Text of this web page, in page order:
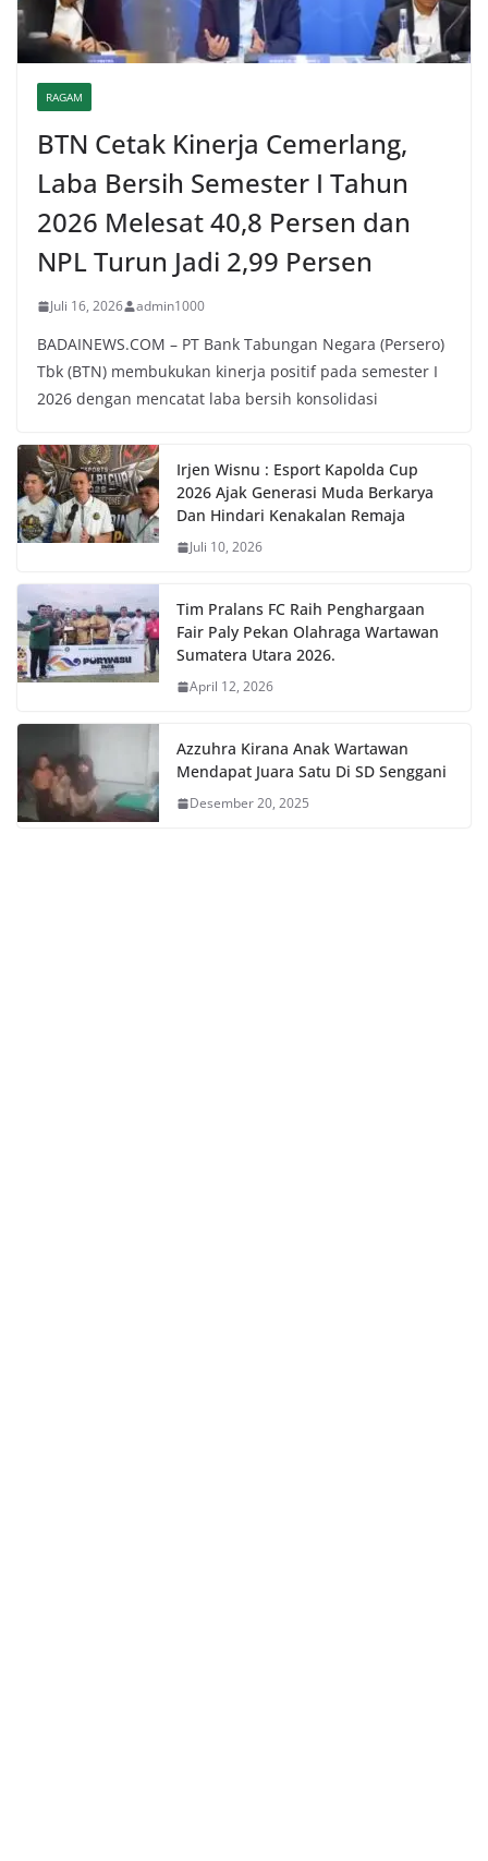
RAGAM
BTN Cetak Kinerja Cemerlang,
Laba Bersih Semester I Tahun
2026 Melesat 40,8 Persen dan
NPL Turun Jadi 2,99 Persen
Juli 16, 2026 admin1000
BADAINEWS.COM – PT Bank Tabungan Negara (Persero)
Tbk (BTN) membukukan kinerja positif pada semester I
2026 dengan mencatat laba bersih konsolidasi
Irjen Wisnu : Esport Kapolda Cup
2026 Ajak Generasi Muda Berkarya
Dan Hindari Kenakalan Remaja
Juli 10, 2026
Tim Pralans FC Raih Penghargaan
Fair Paly Pekan Olahraga Wartawan
Sumatera Utara 2026.
April 12, 2026
Azzuhra Kirana Anak Wartawan
Mendapat Juara Satu Di SD Senggani
Desember 20, 2025